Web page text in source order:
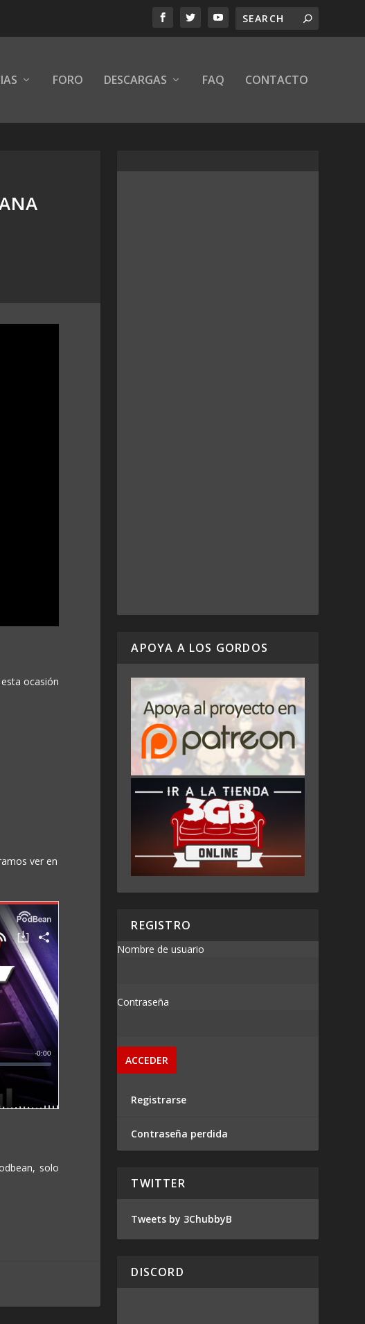
FORO DESCARGAS FAQ CONTACTO
ocasión
ver en
solo
APOYA A LOS GORDOS
REGISTRO
Nombre de usuario
Contraseña
Registrarse
Contraseña perdida
TWITTER
Tweets by 3ChubbyB
DISCORD